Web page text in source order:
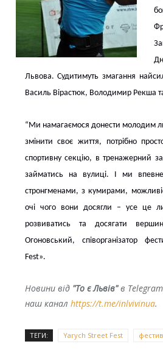
Львова. Судитимуть змагання
Василь Вірастюк, Володимир Рекша
“Ми намагаємося донести молодим
змінити своє життя, потрібно
спортивну секцію, в тренажерний
займатись на вулиці. І ми
стронгменами, з кумирами,
очі чого вони досягли – усе це
розвиватись та досягати
Огоновський, співорганізатор
Fest».
Новини від "То є Львів"в
наш канал https://t.me/inlvivinua.
ТЕГИ: Yarych Street Fest